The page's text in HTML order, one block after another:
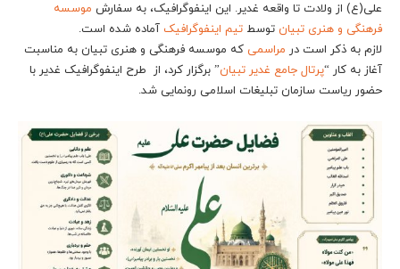
علی(ع) از ولادت تا واقعه غدیر. این اینفوگرافیک، به سفارش موسسه
فرهنگی و هنری تبیان توسط تیم اینفوگرافیک آماده شده است.
لازم به ذکر است در مراسمی که موسسه فرهنگی و هنری تبیان به مناسبت
آغاز به کار “پرتال جامع غدیر تبیان” برگزار کرد، از طرح اینفوگرافیک غدیر با
حضور ریاست سازمان تبلیغات اسلامی رونمایی شد.